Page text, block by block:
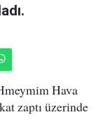
Hava
zaptı üzerinde